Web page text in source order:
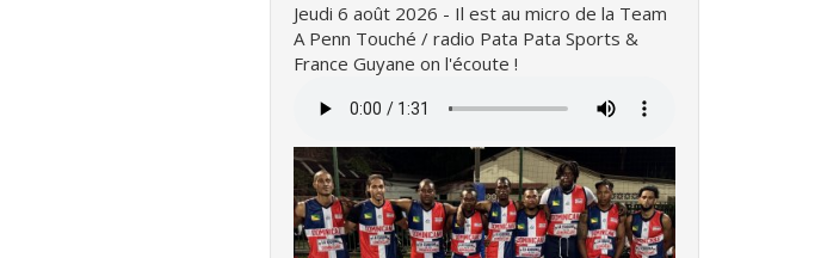
Jeudi 6 août 2026 - Il est au micro de la Team
A Penn Touché / radio Pata Pata Sports &
France Guyane on l'écoute !
audio